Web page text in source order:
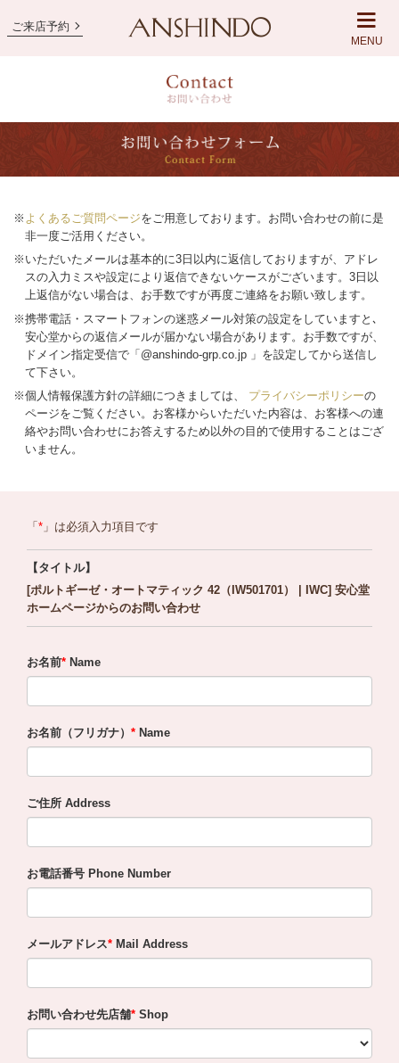
ご来店予約
MENU
※ よくあるご質問ページをご用意しております。お問い合わせの前に是
非一度ご活用ください。
※いただいたメールは基本的に3日以内に返信しておりますが、アドレ
スの入力ミスや設定により返信できないケースがございます。3日以
上返信がない場合は、お手数ですが再度ご連絡をお願い致します。
※携帯電話・スマートフォンの迷惑メール対策の設定をしていますと､
安心堂からの返信メールが届かない場合があります。お手数ですが、
ドメイン指定受信で「@anshindo-grp.co.jp 」を設定してから送信し
て下さい。
※個人情報保護方針の詳細につきましては、 プライバシーポリシーの
ページをご覧ください。お客様からいただいた内容は、お客様への連
絡やお問い合わせにお答えするため以外の目的で使用することはござ
いません。
「 」は必須入力項目です
【タイトル】
[ポルトギーゼ・オートマティック 42（IW501701） | IWC] 安心堂
ホームページからのお問い合わせ
お名前 Name
お名前（フリガナ） Name
ご住所 Address
お電話番号 Phone Number
メールアドレス Mail Address
お問い合わせ先店舗 Shop